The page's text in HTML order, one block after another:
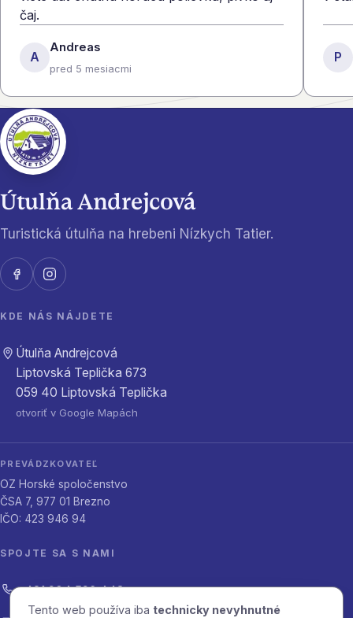
čaj.
A
Andreas
pred 5 mesiacmi
P
Útulňa Andrejcová
Turistická útulňa na hrebeni Nízkych Tatier.
KDE NÁS NÁJDETE
Útulňa Andrejcová
Liptovská Teplička 673
059 40 Liptovská Teplička
otvoriť v Google Mapách
PREVÁDZKOVATEĽ
OZ Horské spoločenstvo
ČSA 7, 977 01 Brezno
IČO: 423 946 94
SPOJTE SA S NAMI
+421 904 596 443
Tento web používa iba technicky nevyhnutné